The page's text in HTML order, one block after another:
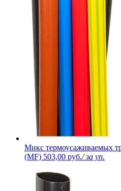
Микс термоусаживаемых
(MF) 503,00 руб./ за уп.